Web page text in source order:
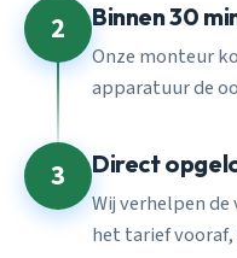
2 Binnen 30
Onze monteur
apparatuur de
3 Direct
Wij verhelpen
het tarief vooraf,